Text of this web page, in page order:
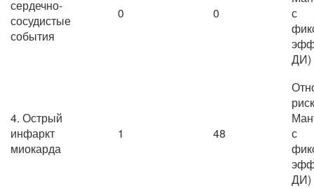
сердечно-
сосудистые
события
0 0
с
ДИ)
4. Острый
инфаркт
миокарда
1 48
с
ДИ)